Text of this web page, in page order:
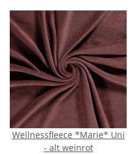
Wellnessfleece *Marie* Uni
- alt weinrot